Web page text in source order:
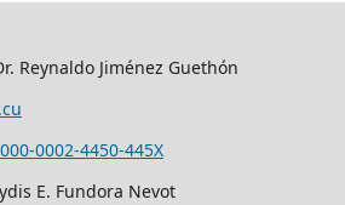
Reynaldo Jiménez Guethón
0002-4450-445X
E. Fundora Nevot